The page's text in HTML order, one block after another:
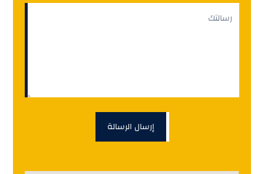
إرسال الرسالة